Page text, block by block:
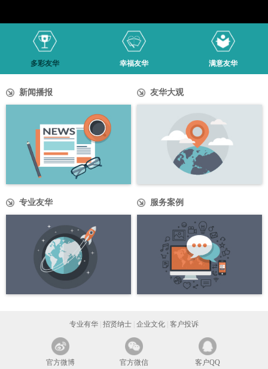
多彩友华 幸福友华 满意友华
新闻播报 友华大观
专业友华 服务案例
专业有华 招贤纳士 企业文化 客户投诉
官方微博 官方微信 客户QQ